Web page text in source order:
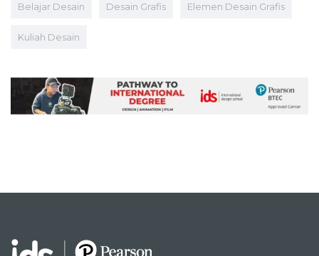
Belajar Desain Desain Grafis Elemen Desain Grafis
Kuliah Desain